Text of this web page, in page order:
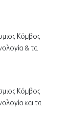
Κόμβος
& τα
Κόμβος
και τα